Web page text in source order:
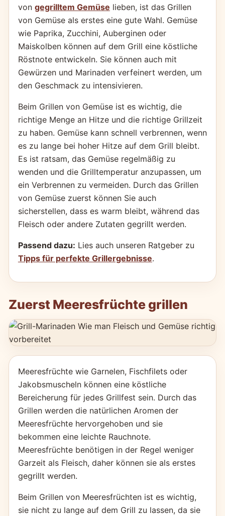
von gegrilltem Gemüse lieben, ist das Grillen
von Gemüse als erstes eine gute Wahl. Gemüse
wie Paprika, Zucchini, Auberginen oder
Maiskolben können auf dem Grill eine köstliche
Röstnote entwickeln. Sie können auch mit
Gewürzen und Marinaden verfeinert werden, um
den Geschmack zu intensivieren.
Beim Grillen von Gemüse ist es wichtig, die
richtige Menge an Hitze und die richtige Grillzeit
zu haben. Gemüse kann schnell verbrennen, wenn
es zu lange bei hoher Hitze auf dem Grill bleibt.
Es ist ratsam, das Gemüse regelmäßig zu
wenden und die Grilltemperatur anzupassen, um
ein Verbrennen zu vermeiden. Durch das Grillen
von Gemüse zuerst können Sie auch
sicherstellen, dass es warm bleibt, während das
Fleisch oder andere Zutaten gegrillt werden.
Passend dazu: Lies auch unseren Ratgeber zu
Tipps für perfekte Grillergebnisse.
Zuerst Meeresfrüchte grillen
Meeresfrüchte wie Garnelen, Fischfilets oder
Jakobsmuscheln können eine köstliche
Bereicherung für jedes Grillfest sein. Durch das
Grillen werden die natürlichen Aromen der
Meeresfrüchte hervorgehoben und sie
bekommen eine leichte Rauchnote.
Meeresfrüchte benötigen in der Regel weniger
Garzeit als Fleisch, daher können sie als erstes
gegrillt werden.
Beim Grillen von Meeresfrüchten ist es wichtig,
sie nicht zu lange auf dem Grill zu lassen, da sie